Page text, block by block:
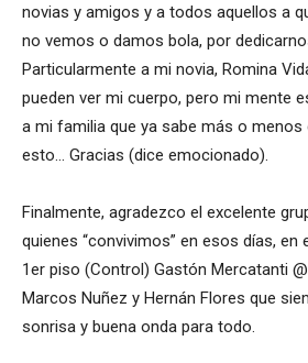
novias y amigos y a todos aquellos a
no vemos o damos bola, por
Particularmente a mi novia, Romina
pueden ver mi cuerpo, pero mi mente
a mi familia que ya sabe más o
esto… Gracias (dice emocionado).
Finalmente, agradezco el excelente
quienes “convivimos” en esos días, en
1er piso (Control) Gastón Mercatanti
Marcos Nuñez y Hernán Flores que
sonrisa y buena onda para todo.